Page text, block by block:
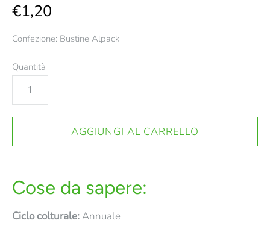
€1,20
Confezione: Bustine Alpack
Quantità
Cose da sapere:
Ciclo colturale:Annuale